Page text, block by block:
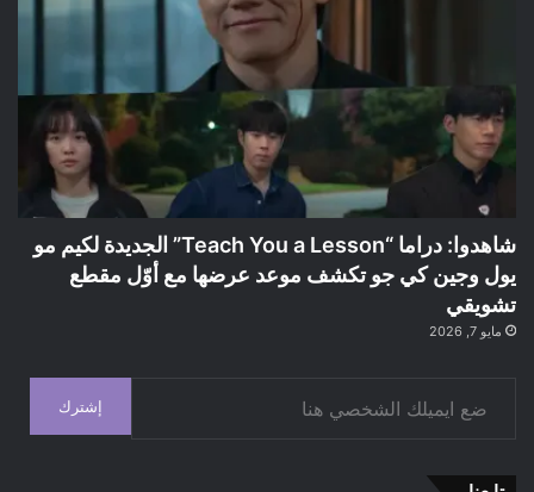
شاهدوا: دراما “Teach You a Lesson” الجديدة لكيم مو
يول وجين كي جو تكشف موعد عرضها مع أوّل مقطع
تشويقي
مايو 7, 2026
إشترك